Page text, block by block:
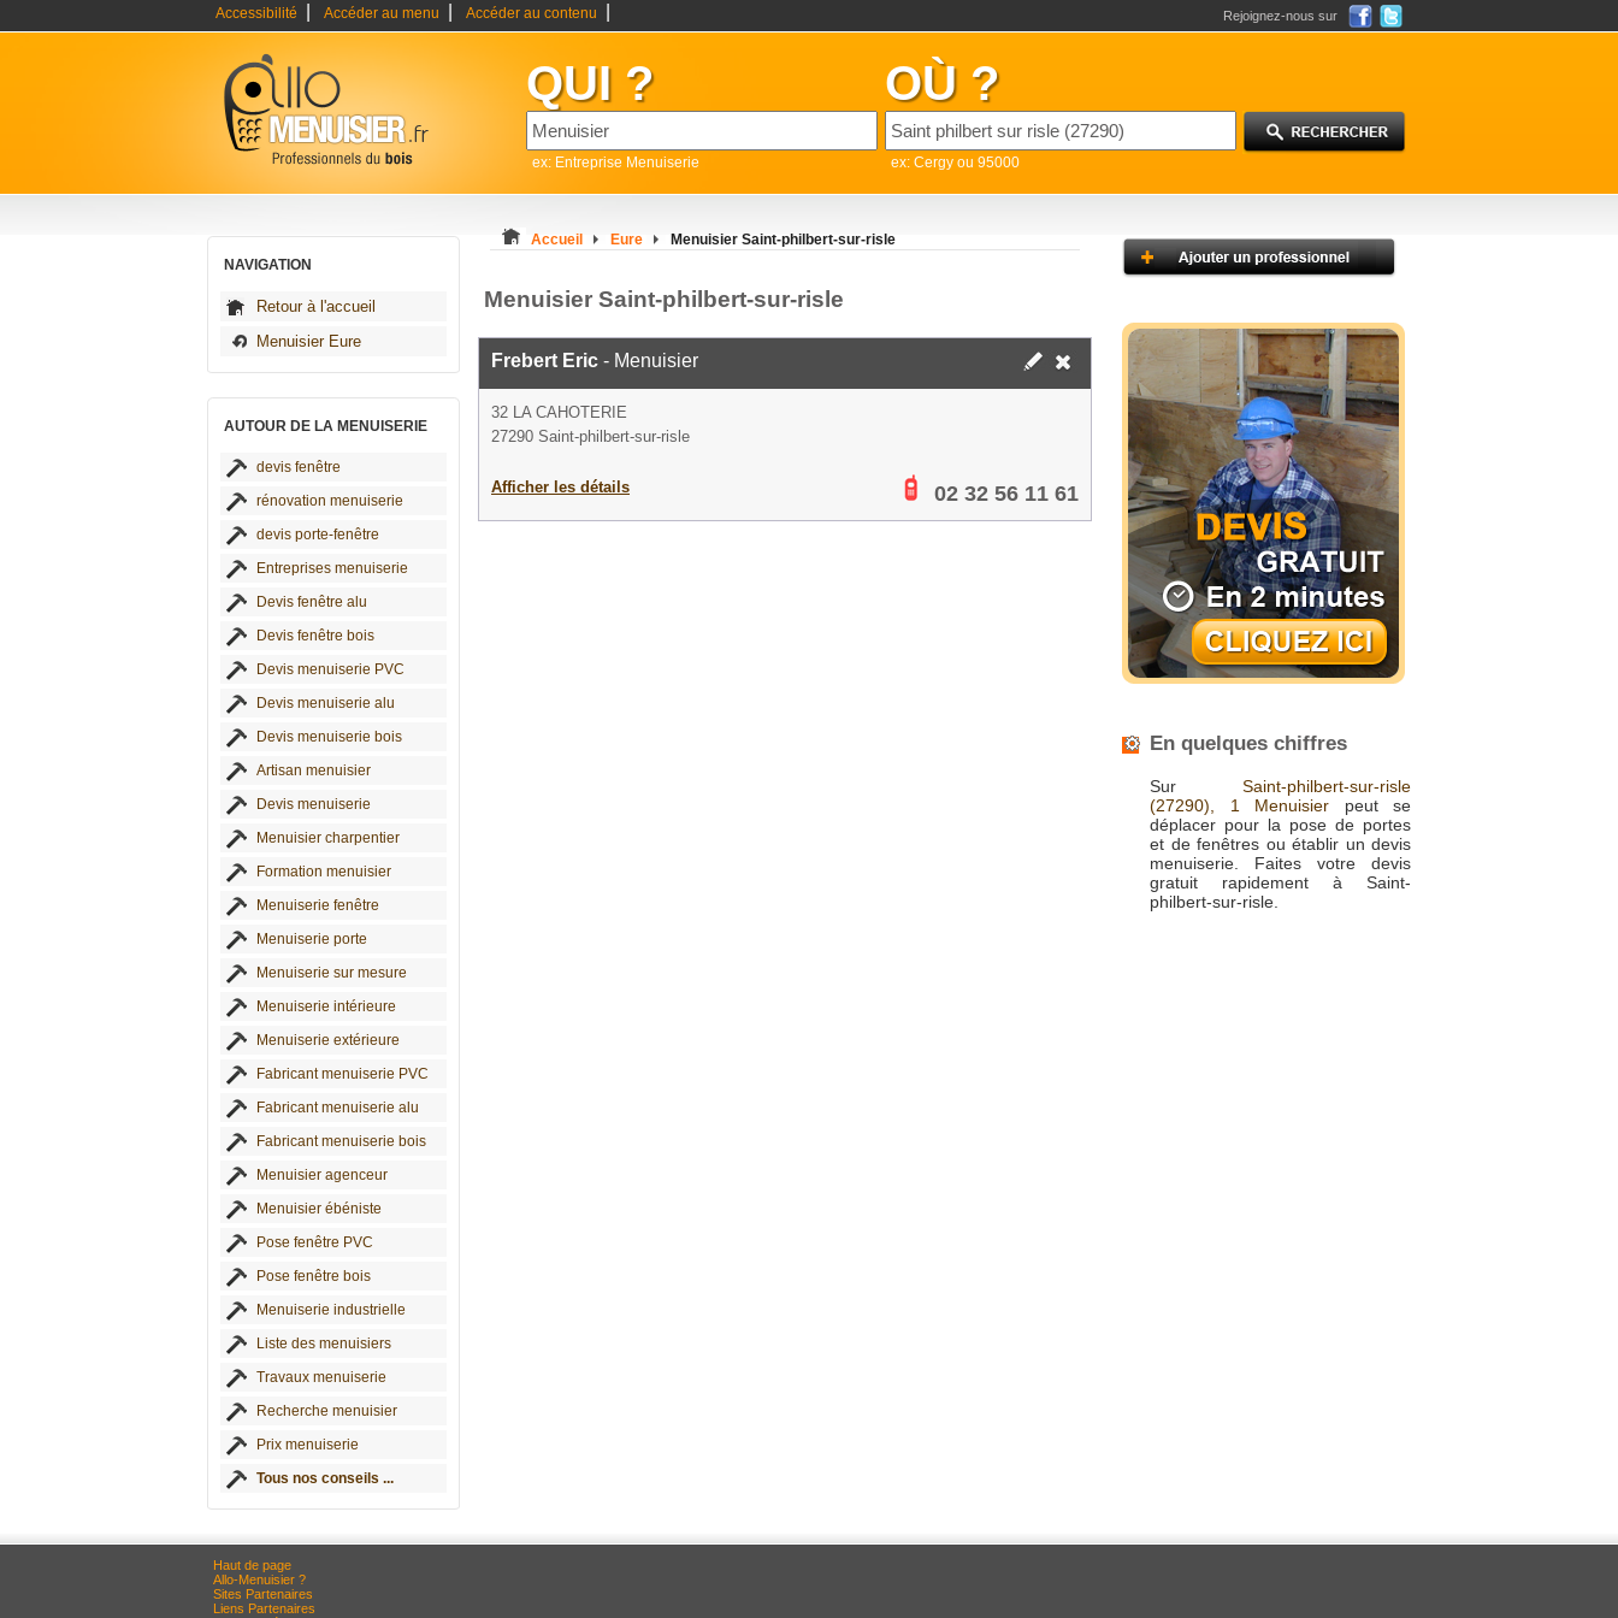
Accessibilité Accéder au menu Accéder au contenu Rejoignez-nous sur
QUI ?
ex: Entreprise Menuiserie
OÙ ?
ex: Cergy ou 95000
NAVIGATION
Retour à l'accueil
Menuisier Eure
AUTOUR DE LA MENUISERIE
devis fenêtre
rénovation menuiserie
devis porte-fenêtre
Entreprises menuiserie
Devis fenêtre alu
Devis fenêtre bois
Devis menuiserie PVC
Devis menuiserie alu
Devis menuiserie bois
Artisan menuisier
Devis menuiserie
Menuisier charpentier
Formation menuisier
Menuiserie fenêtre
Menuiserie porte
Menuiserie sur mesure
Menuiserie intérieure
Menuiserie extérieure
Fabricant menuiserie PVC
Fabricant menuiserie alu
Fabricant menuiserie bois
Menuisier agenceur
Menuisier ébéniste
Pose fenêtre PVC
Pose fenêtre bois
Menuiserie industrielle
Liste des menuisiers
Travaux menuiserie
Recherche menuisier
Prix menuiserie
Tous nos conseils ...
Accueil Eure Menuisier Saint-philbert-sur-risle
Menuisier Saint-philbert-sur-risle
Frebert Eric - Menuisier
32 LA CAHOTERIE
27290 Saint-philbert-sur-risle
Afficher les détails 02 32 56 11 61
En quelques chiffres
Sur Saint-philbert-sur-risle
(27290), 1 Menuisier peut se
déplacer pour la pose de portes
et de fenêtres ou établir un devis
menuiserie. Faites votre devis
gratuit rapidement à Saint-
philbert-sur-risle.
Haut de page
Allo-Menuisier ?
Sites Partenaires
Liens Partenaires